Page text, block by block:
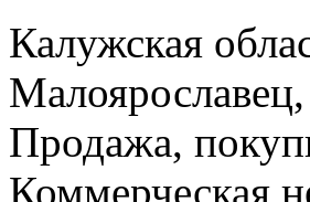
Калужская
Продажа,
Коммерческая